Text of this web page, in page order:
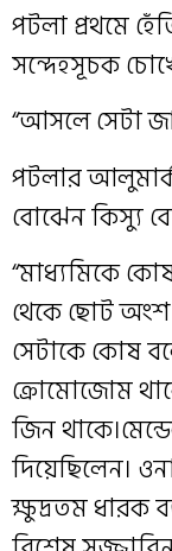
পটলা প্রথমে
সন্দেহসূচক
“আসলে সেটা
পটলার
বোঝেন কিস‍্যু
“মাধ্যমিকে
থেকে ছোট অংশ
সেটাকে কোষ
ক্রোমোজোম
জিন
দিয়েছিলেন।
ক্ষুদ্রতম ধারক